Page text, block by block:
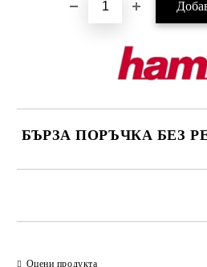
БЪРЗА ПОРЪЧКА БЕЗ
Оцени продукта